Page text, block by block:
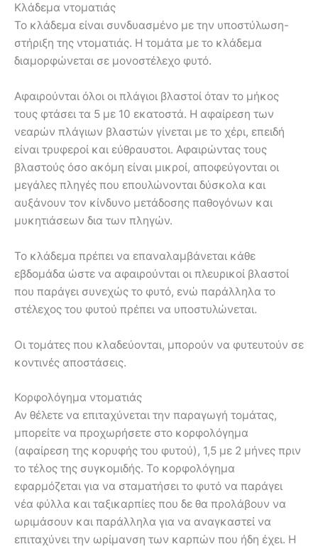
Κλάδεμα ντοματιάς
Το κλάδεμα είναι συνδυασμένο με την υποστύλωση-
στήριξη της ντοματιάς. Η τομάτα με το κλάδεμα
διαμορφώνεται σε μονοστέλεχο φυτό.
Αφαιρούνται όλοι οι πλάγιοι βλαστοί όταν το μήκος
τους φτάσει τα 5 με 10 εκατοστά. Η αφαίρεση των
νεαρών πλάγιων βλαστών γίνεται με το χέρι, επειδή
είναι τρυφεροί και εύθραυστοι. Αφαιρώντας τους
βλαστούς όσο ακόμη είναι μικροί, αποφεύγονται οι
μεγάλες πληγές που επουλώνονται δύσκολα και
αυξάνουν τον κίνδυνο μετάδοσης παθογόνων και
μυκητιάσεων δια των πληγών.
Το κλάδεμα πρέπει να επαναλαμβάνεται κάθε
εβδομάδα ώστε να αφαιρούνται οι πλευρικοί βλαστοί
που παράγει συνεχώς το φυτό, ενώ παράλληλα το
στέλεχος του φυτού πρέπει να υποστυλώνεται.
Οι τομάτες που κλαδεύονται, μπορούν να φυτευτούν σε
κοντινές αποστάσεις.
Κορφολόγημα ντοματιάς
Αν θέλετε να επιταχύνεται την παραγωγή τομάτας,
μπορείτε να προχωρήσετε στο κορφολόγημα
(αφαίρεση της κορυφής του φυτού), 1,5 με 2 μήνες πριν
το τέλος της συγκομιδής. Το κορφολόγημα
εφαρμόζεται για να σταματήσει το φυτό να παράγει
νέα φύλλα και ταξικαρπίες που δε θα προλάβουν να
ωριμάσουν και παράλληλα για να αναγκαστεί να
επιταχύνει την ωρίμανση των καρπών που ήδη έχει. Η